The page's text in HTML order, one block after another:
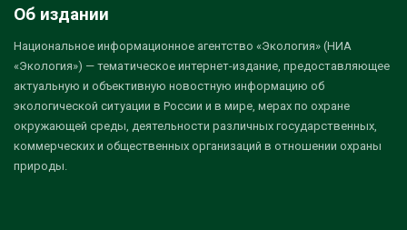
Об издании
Национальное информационное агентство «Экология» (НИА
«Экология») — тематическое интернет-издание, предоставляющее
актуальную и объективную новостную информацию об
экологической ситуации в России и в мире, мерах по охране
окружающей среды, деятельности различных государственных,
коммерческих и общественных организаций в отношении охраны
природы.